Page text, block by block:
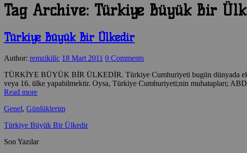
Tag Archive: Türkiye Büyük Bir
Türkiye Büyük Bir Ülkedir
Author: remzikilic 18 Mart 2011 0 Comments
TÜRKİYE BÜYÜK BİR ÜLKEDİR. Türkiye Cumhuriyeti bugün dünyada
veya 16. ülke yapabilmektir. Oysa, Türkiye Cumhuriyeti;nin muhatapları;
Read more
Genel, Günlüklerim
Türkiye Büyük Bir Ülkedir
Son Yazılar